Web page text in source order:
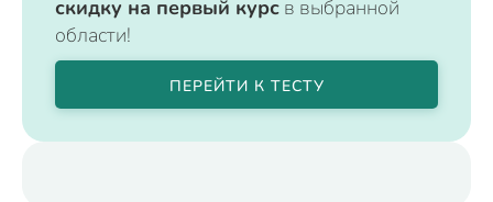
скидку на первый курс в выбранной
области!
ПЕРЕЙТИ К ТЕСТУ